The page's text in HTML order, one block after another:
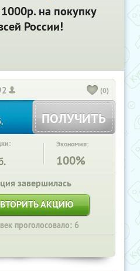
на покупку
России!
(0)
ПОЛУЧИТЬ
Экономия:
100%
завершилась
АКЦИЮ
проголосовало: 6